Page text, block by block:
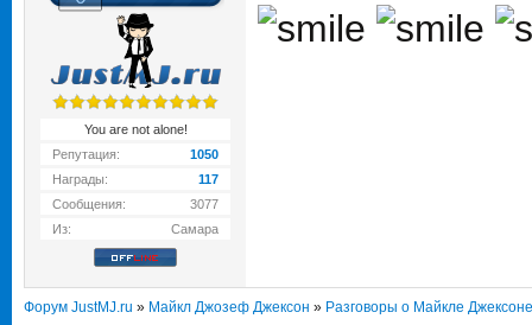
You are not alone!
Репутация:
1050
Награды:
117
Сообщения:
3077
Из:
Самара
Форум JustMJ.ru » Майкл Джозеф Джексон » Разговоры о Майкле Джексоне